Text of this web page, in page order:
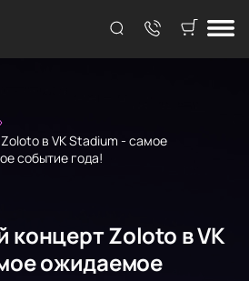
в VK Stadium - самое
событие года!
концерт Zoloto в VK
ожидаемое